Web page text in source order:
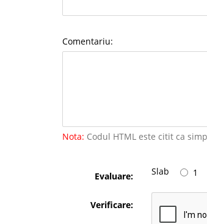
Comentariu:
Nota: Codul HTML este citit ca
Evaluare: Slab 1
Verificare: